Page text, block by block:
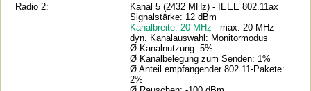
Radio 2:
Kanal 5 (2432 MHz) - IEEE 802.11ax
Signalstärke: 12 dBm
Kanalbreite: 20 MHz- max: 20 MHz
dyn. Kanalauswahl: Monitormodus
Ø Kanalnutzung: 5%
Ø Kanalbelegung zum Senden: 1%
Ø Anteil empfangender 802.11-Pakete:
2%